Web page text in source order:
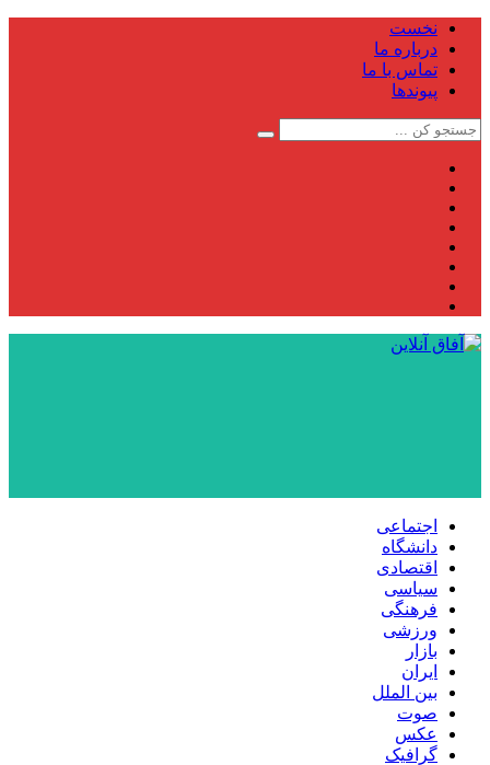
نخست
درباره ما
تماس با ما
پیوندها
اجتماعی
دانشگاه
اقتصادی
سیاسی
فرهنگی
ورزشی
بازار
ایران
بین الملل
صوت
عکس
گرافیک